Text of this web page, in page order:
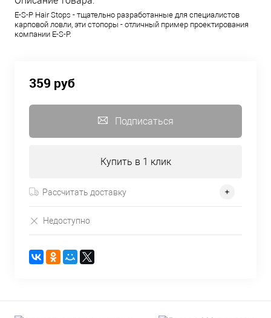
E-S-P Hair Stops - тщательно разработанные для специалистов
карповой ловли, эти стопоры - отличный пример проектирования
компании E-S-P.
359 руб
Подписаться
Купить в 1 клик
Рассчитать доставку
Недоступно